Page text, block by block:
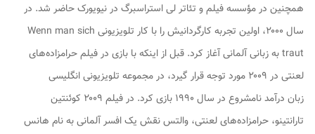
همچنین در مؤسسه فیلم و تئاتر لی استراسبرگ در نیویورک حاضر شد. در
سال ۲۰۰۰، اولین تجربه کارگردانیش را با کار تلویزیونی Wenn man sich
traut به زبانی آلمانی آغاز کرد. قبل از اینکه با بازی در فیلم حرامزاده‌های
لعنتی در ۲۰۰۹ مورد توجه قرار گیرد، در مجموعه تلویزیونی انگلیسی
زبان درآمد نامشروع
در سال ۱۹۹۰ بازی کرد. در فیلم ۲۰۰۹ کوئنتین
تارانتینو، حرامزاده‌های لعنتی، والتس نقش یک افسر آلمانی به نام هانس